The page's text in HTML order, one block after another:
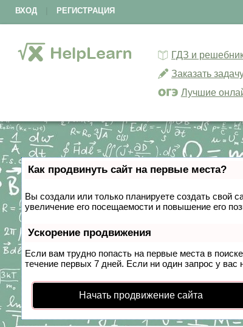
ВХОД РЕГИСТРАЦИЯ
ГДЗ и
Заказать
Лучшие
Как продвинуть сайт на первые места?
Вы создали или только планируете создать свой
увеличение его посещаемости и повышение его
Ускорение продвижения
Если вам трудно попасть на первые места в
течение первых 7 дней. Если ни один запрос у вас
Начать продвижение сайта